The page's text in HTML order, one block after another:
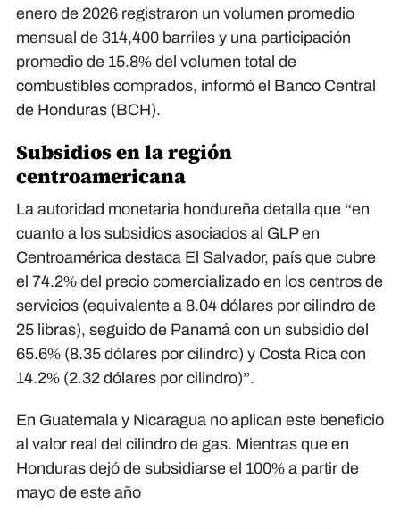
enero de 2026 registraron un volumen promedio
mensual de 314,400 barriles y una participación
promedio de 15.8% del volumen total de
combustibles comprados, informó el Banco Central
de Honduras (BCH).
Subsidios en la región
centroamericana
La autoridad monetaria hondureña detalla que “en
cuanto a los subsidios asociados al GLP en
Centroamérica destaca El Salvador, país que cubre
el 74.2% del precio comercializado en los centros de
servicios (equivalente a 8.04 dólares por cilindro de
25 libras), seguido de Panamá con un subsidio del
65.6% (8.35 dólares por cilindro) y Costa Rica con
14.2% (2.32 dólares por cilindro)”.
En Guatemala y Nicaragua no aplican este beneficio
al valor real del cilindro de gas. Mientras que en
Honduras dejó de subsidiarse el 100% a partir de
mayo de este año